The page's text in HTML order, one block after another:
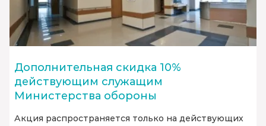
Дополнительная скидка 10%
действующим служащим
Министерства обороны
Акция распространяется только на действующих